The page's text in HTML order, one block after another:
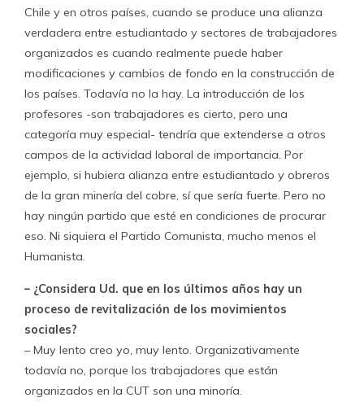
Chile y en otros países, cuando se produce una alianza
verdadera entre estudiantado y sectores de trabajadores
organizados es cuando realmente puede haber
modificaciones y cambios de fondo en la construcción de
los países. Todavía no la hay. La introducción de los
profesores -son trabajadores es cierto, pero una
categoría muy especial- tendría que extenderse a otros
campos de la actividad laboral de importancia. Por
ejemplo, si hubiera alianza entre estudiantado y obreros
de la gran minería del cobre, sí que sería fuerte. Pero no
hay ningún partido que esté en condiciones de procurar
eso. Ni siquiera el Partido Comunista, mucho menos el
Humanista.
– ¿Considera Ud. que en los últimos años hay un
proceso de revitalización de los movimientos
sociales?
– Muy lento creo yo, muy lento. Organizativamente
todavía no, porque los trabajadores que están
organizados en la CUT son una minoría.